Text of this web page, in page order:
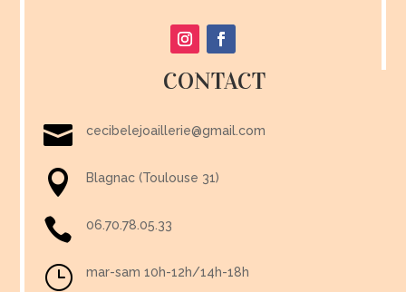
CONTACT
 cecibelejoaillerie@gmail.com
 Blagnac (Toulouse 31)
 06.70.78.05.33
} mar-sam 10h-12h/14h-18h